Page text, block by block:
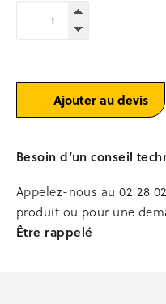
Paniers de stockage
Rangement outillage
BENNES
Bennes à béton
Bacs à mortier
Stations, podiums de
Occasion bennes
MANUTENTION
dalle
déportée
YELO®
Ajouter au devis
Besoin d’un conseil
Appelez-nous au02 28
produit ou pour une
Être rappelé